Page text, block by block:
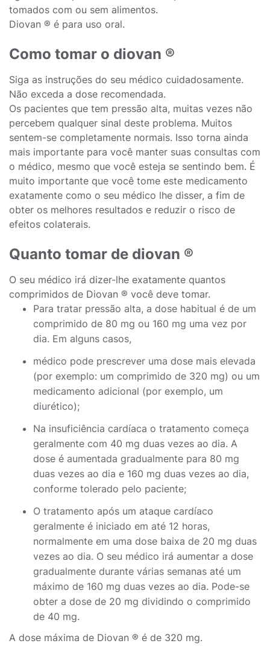
tomados com ou sem alimentos.
Diovan ® é para uso oral.
Como tomar o diovan ®
Siga as instruções do seu médico cuidadosamente.
Não exceda a dose recomendada.
Os pacientes que tem pressão alta, muitas vezes não
percebem qualquer sinal deste problema. Muitos
sentem-se completamente normais. Isso torna ainda
mais importante para você manter suas consultas com
o médico, mesmo que você esteja se sentindo bem. É
muito importante que você tome este medicamento
exatamente como o seu médico lhe disser, a fim de
obter os melhores resultados e reduzir o risco de
efeitos colaterais.
Quanto tomar de diovan ®
O seu médico irá dizer-lhe exatamente quantos
comprimidos de Diovan ® você deve tomar.
Para tratar pressão alta, a dose habitual é de um
comprimido de 80 mg ou 160 mg uma vez por
dia. Em alguns casos,
médico pode prescrever uma dose mais elevada
(por exemplo: um comprimido de 320 mg) ou um
medicamento adicional (por exemplo, um
diurético);
Na insuficiência cardíaca o tratamento começa
geralmente com 40 mg duas vezes ao dia. A
dose é aumentada gradualmente para 80 mg
duas vezes ao dia e 160 mg duas vezes ao dia,
conforme tolerado pelo paciente;
O tratamento após um ataque cardíaco
geralmente é iniciado em até 12 horas,
normalmente em uma dose baixa de 20 mg duas
vezes ao dia. O seu médico irá aumentar a dose
gradualmente durante várias semanas até um
máximo de 160 mg duas vezes ao dia. Pode-se
obter a dose de 20 mg dividindo o comprimido
de 40 mg.
A dose máxima de Diovan ® é de 320 mg.